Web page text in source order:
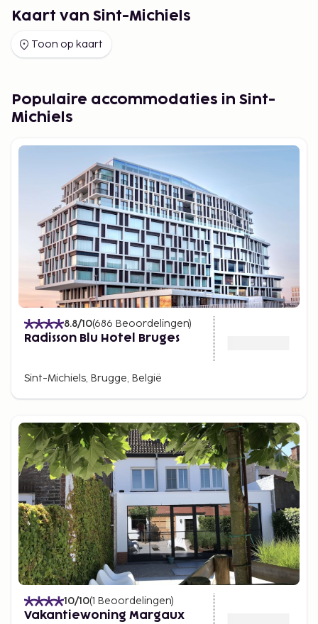
Kaart van Sint-Michiels
Toon op kaart
Populaire accommodaties in Sint-
Michiels
8.8/10(686 Beoordelingen)
Radisson Blu Hotel Bruges
Sint-Michiels, Brugge, België
10/10(1 Beoordelingen)
Vakantiewoning Margaux